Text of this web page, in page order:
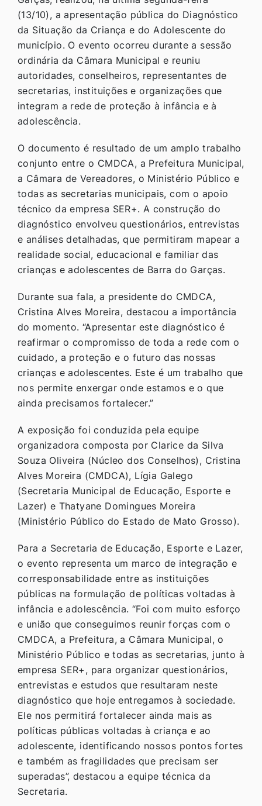
(13/10), a apresentação pública do Diagnóstico
da Situação da Criança e do Adolescente do
município. O evento ocorreu durante a sessão
ordinária da Câmara Municipal e reuniu
autoridades, conselheiros, representantes de
secretarias, instituições e organizações que
integram a rede de proteção à infância e à
adolescência.
O documento é resultado de um amplo trabalho
conjunto entre o CMDCA, a Prefeitura Municipal,
a Câmara de Vereadores, o Ministério Público e
todas as secretarias municipais, com o apoio
técnico da empresa SER+. A construção do
diagnóstico envolveu questionários, entrevistas
e análises detalhadas, que permitiram mapear a
realidade social, educacional e familiar das
crianças e adolescentes de Barra do Garças.
Durante sua fala, a presidente do CMDCA,
Cristina Alves Moreira, destacou a importância
do momento. “Apresentar este diagnóstico é
reafirmar o compromisso de toda a rede com o
cuidado, a proteção e o futuro das nossas
crianças e adolescentes. Este é um trabalho que
nos permite enxergar onde estamos e o que
ainda precisamos fortalecer.”
A exposição foi conduzida pela equipe
organizadora composta por Clarice da Silva
Souza Oliveira (Núcleo dos Conselhos), Cristina
Alves Moreira (CMDCA), Lígia Galego
(Secretaria Municipal de Educação, Esporte e
Lazer) e Thatyane Domingues Moreira
(Ministério Público do Estado de Mato Grosso).
Para a Secretaria de Educação, Esporte e Lazer,
o evento representa um marco de integração e
corresponsabilidade entre as instituições
públicas na formulação de políticas voltadas à
infância e adolescência. “Foi com muito esforço
e união que conseguimos reunir forças com o
CMDCA, a Prefeitura, a Câmara Municipal, o
Ministério Público e todas as secretarias, junto à
empresa SER+, para organizar questionários,
entrevistas e estudos que resultaram neste
diagnóstico que hoje entregamos à sociedade.
Ele nos permitirá fortalecer ainda mais as
políticas públicas voltadas à criança e ao
adolescente, identificando nossos pontos fortes
e também as fragilidades que precisam ser
superadas”, destacou a equipe técnica da
Secretaria.